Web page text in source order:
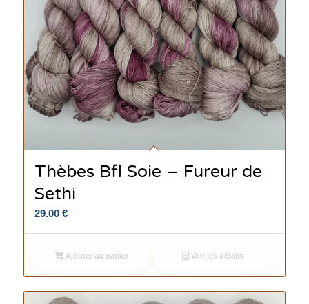
Thèbes Bfl Soie – Fureur de
Sethi
29.00 €
Ajouter au panier Voir les détails